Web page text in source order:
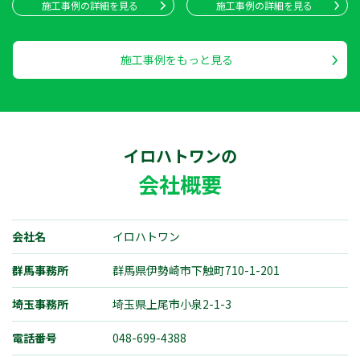
施工事例の詳細を見る
施工事例の詳細を見る
施工事例をもっと見る
イロハトワンの
会社概要
会社名 イロハトワン
群馬事務所 群馬県伊勢崎市下触町710-1-201
埼玉事務所 埼玉県上尾市小泉2-1-3
電話番号 048-699-4388